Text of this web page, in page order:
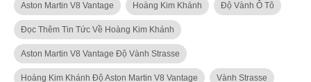
Aston Martin V8 Vantage Hoàng Kim Khánh Độ Vành Ô Tô
Đọc Thêm Tin Tức Về Hoàng Kim Khánh
Aston Martin V8 Vantage Độ Vành Strasse
Hoàng Kim Khánh Độ Aston Martin V8 Vantage Vành Strasse